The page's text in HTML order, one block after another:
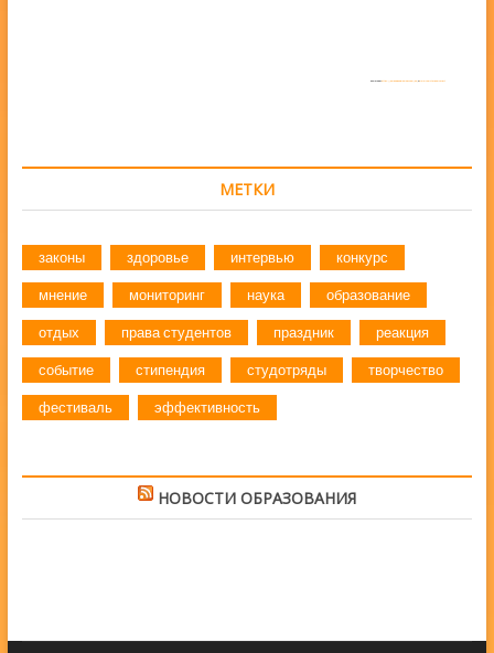
МЕТКИ
законы здоровье интервью конкурс
мнение мониторинг наука образование
отдых права студентов праздник реакция
событие стипендия студотряды творчество
фестиваль эффективность
НОВОСТИ ОБРАЗОВАНИЯ